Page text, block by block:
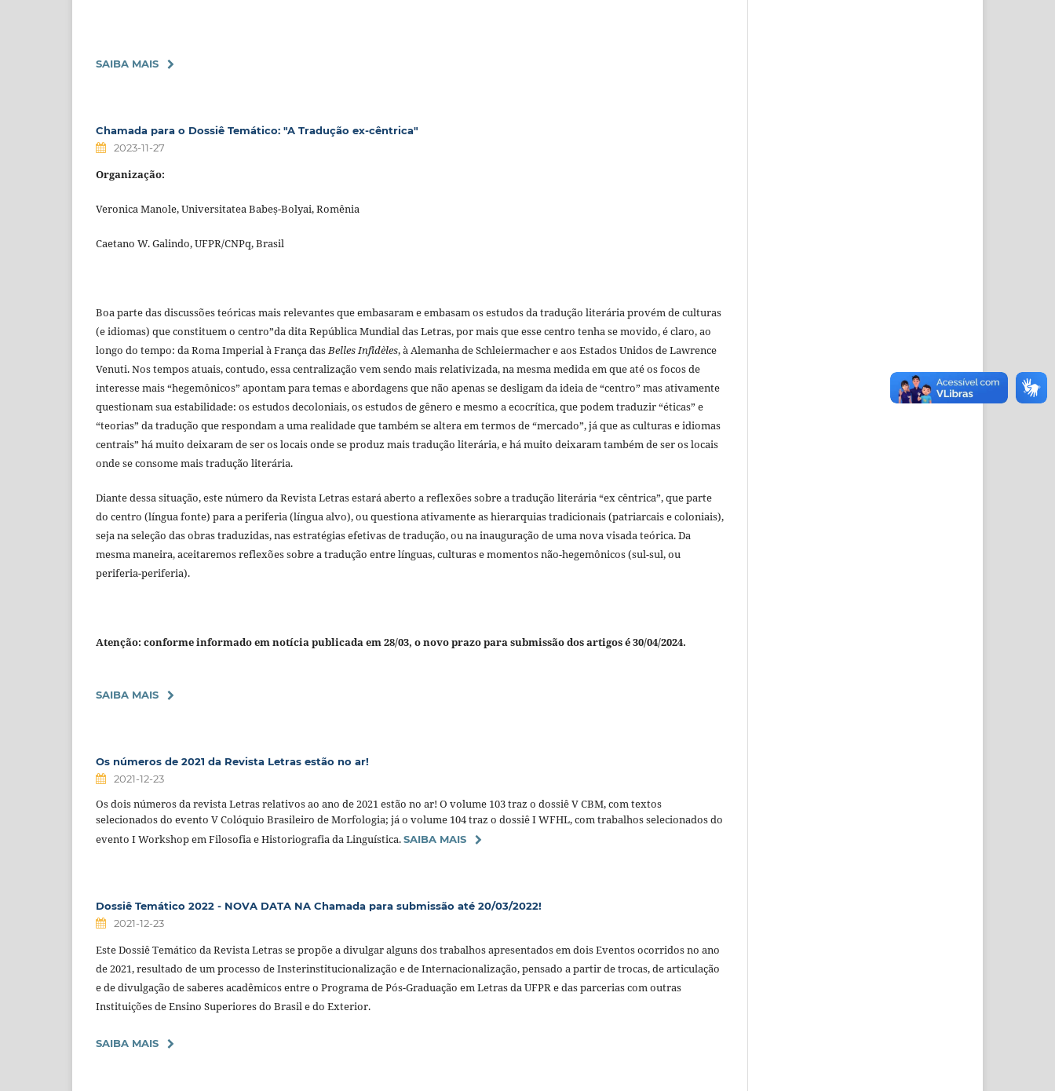
SAIBA MAIS
Chamada para o Dossiê Temático: "A Tradução ex-cêntrica"
2023-11-27
Organização:
Veronica Manole, Universitatea Babeș-Bolyai, Romênia
Caetano W. Galindo, UFPR/CNPq, Brasil
Boa parte das discussões teóricas mais relevantes que embasaram e embasam os estudos da tradução literária provém de culturas
(e idiomas) que constituem o centro”da dita República Mundial das Letras, por mais que esse centro tenha se movido, é claro, ao
longo do tempo: da Roma Imperial à França dasBelles Infidèles, à Alemanha de Schleiermacher e aos Estados Unidos de Lawrence
Venuti. Nos tempos atuais, contudo, essa centralização vem sendo mais relativizada, na mesma medida em que até os focos de
interesse mais “hegemônicos” apontam para temas e abordagens que não apenas se desligam da ideia de “centro” mas ativamente
questionam sua estabilidade: os estudos decoloniais, os estudos de gênero e mesmo a ecocrítica, que podem traduzir “éticas” e
“teorias” da tradução que respondam a uma realidade que também se altera em termos de “mercado”, já que as culturas e idiomas
centrais” há muito deixaram de ser os locais onde se produz mais tradução literária, e há muito deixaram também de ser os locais
onde se consome mais tradução literária.
Diante dessa situação, este número da Revista Letras estará aberto a reflexões sobre a tradução literária “ex cêntrica”, que parte
do centro (língua fonte) para a periferia (língua alvo), ou questiona ativamente as hierarquias tradicionais (patriarcais e coloniais),
seja na seleção das obras traduzidas, nas estratégias efetivas de tradução, ou na inauguração de uma nova visada teórica. Da
mesma maneira, aceitaremos reflexões sobre a tradução entre línguas, culturas e momentos não-hegemônicos (sul-sul, ou
periferia-periferia).
Atenção: conforme informado em notícia publicada em 28/03, o novo prazo para submissão dos artigos é 30/04/2024.
SAIBA MAIS
Os números de 2021 da Revista Letras estão no ar!
2021-12-23
Os dois números da revista Letras relativos ao ano de 2021 estão no ar! O volume 103 traz o dossiê V CBM, com textos
selecionados do evento V Colóquio Brasileiro de Morfologia; já o volume 104 traz o dossiê I WFHL, com trabalhos selecionados do
evento I Workshop em Filosofia e Historiografia da Linguística.SAIBA MAIS
Dossiê Temático 2022 - NOVA DATA NA Chamada para submissão até 20/03/2022!
2021-12-23
Este Dossiê Temático da Revista Letras se propõe a divulgar alguns dos trabalhos apresentados em dois Eventos ocorridos no ano
de 2021, resultado de um processo de Insterinstitucionalização e de Internacionalização, pensado a partir de trocas, de articulação
e de divulgação de saberes acadêmicos entre o Programa de Pós-Graduação em Letras da UFPR e das parcerias com outras
Instituições de Ensino Superiores do Brasil e do Exterior.
SAIBA MAIS